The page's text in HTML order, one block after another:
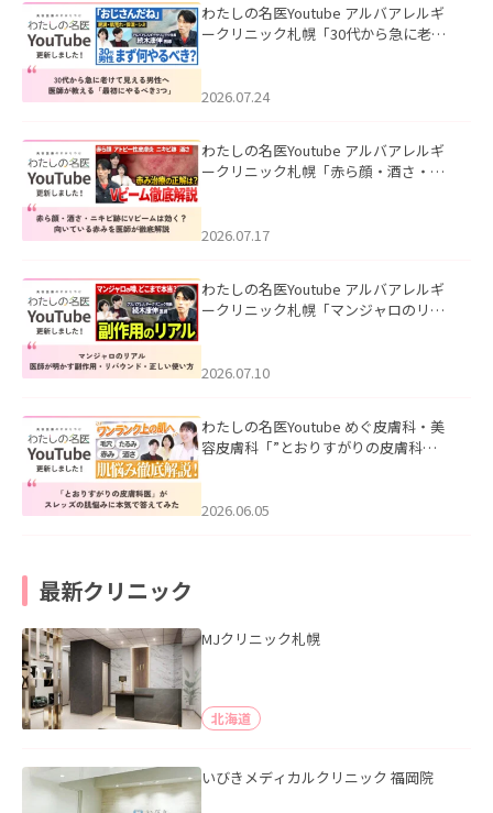
わたしの名医Youtube アルバアレルギ
ークリニック札幌「30代から急に老け
た。
2026.07.24
わたしの名医Youtube アルバアレルギ
ークリニック札幌「赤ら顔・酒さ・ニ
した。
2026.07.17
わたしの名医Youtube アルバアレルギ
ークリニック札幌「マンジャロのリア
た。
2026.07.10
わたしの名医Youtube めぐ皮膚科・美
容皮膚科「”とおりすがりの皮膚科
2026.06.05
最新クリニック
MJクリニック札幌
北海道
いびきメディカルクリニック 福岡院